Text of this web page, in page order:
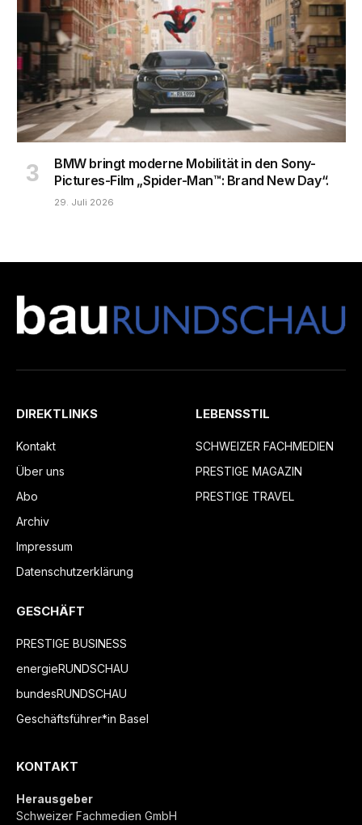
BMW bringt moderne Mobilität in den Sony-
Pictures-Film „Spider-Man™: Brand New Day“.
29. Juli 2026
DIREKTLINKS
Kontakt
Über uns
Abo
Archiv
Impressum
Datenschutzerklärung
LEBENSSTIL
SCHWEIZER FACHMEDIEN
PRESTIGE MAGAZIN
PRESTIGE TRAVEL
GESCHÄFT
PRESTIGE BUSINESS
energieRUNDSCHAU
bundesRUNDSCHAU
Geschäftsführer*in Basel
KONTAKT
Herausgeber
Schweizer Fachmedien GmbH